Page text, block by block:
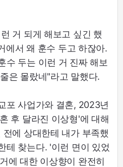
거 되게 해보고 싶긴 했
에서 왜 훈수 두고 하잖아.
수 두는 이런 거 진짜 해보
은 몰랐네"라고 말했다.
포 사업가와 결혼, 2023년
후 달라진 이상형'에 대해
에 상대한테 내가 부족했
테 찾는다. '이런 면이 있었
에 대한 이상향이 완전히